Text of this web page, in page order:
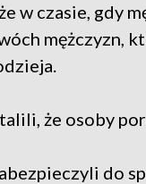
w czasie, gdy
mężczyzn,
że osoby
do